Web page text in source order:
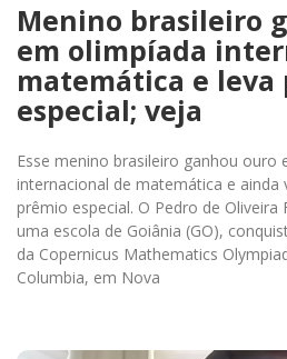
Menino brasileiro
em olimpíada
matemática e leva
especial; veja
Esse menino brasileiro ganhou ouro
internacional de matemática e
prêmio especial. O Pedro de Oliveira
uma escola de Goiânia (GO),
da Copernicus Mathematics
Columbia, em Nova